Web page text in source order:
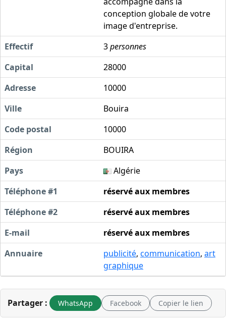
conception globale de votre
image d'entreprise.
Effectif
3personnes
Capital
28000
Adresse
10000
Ville
Bouira
Code postal
10000
Région
BOUIRA
Pays
Algérie
Téléphone #1
réservé aux membres
Téléphone #2
réservé aux membres
E-mail
réservé aux membres
Annuaire
publicité, communication, art
graphique
Partager : WhatsApp Facebook Copier le lien